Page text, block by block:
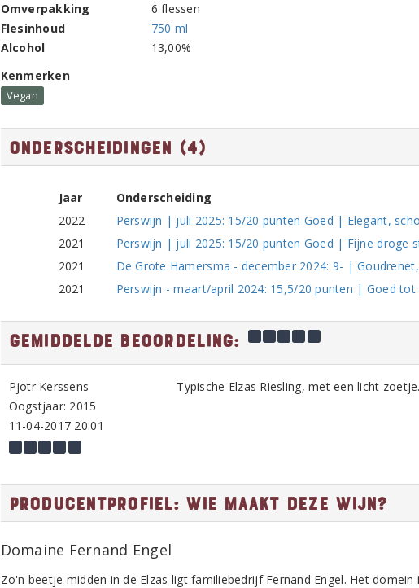
Omverpakking
6 flessen
Flesinhoud
750 ml
Alcohol
13,00%
Kenmerken
Vegan
Onderscheidingen (4)
Jaar
Onderscheiding
2022
Perswijn | juli 2025: 15/20 punten Goed | Elegant,
2021
Perswijn | juli 2025: 15/20 punten Goed | Fijne droge
2021
De Grote Hamersma - december 2024: 9- |
2021
Perswijn - maart/april 2024: 15,5/20 punten | Goed
Gemiddelde beoordeling:
Pjotr Kerssens
Oogstjaar: 2015
11-04-2017 20:01
Typische Elzas Riesling, met een licht
Producentprofiel: Wie maakt deze wijn?
Domaine Fernand Engel
Zo'n beetje midden in de Elzas ligt familiebedrijf Fernand Engel. Het domein